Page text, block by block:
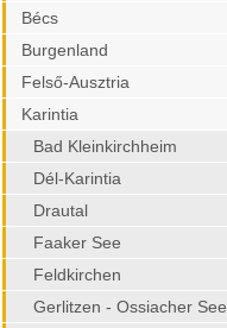
Bécs
Burgenland
Felső-Ausztria
Karintia
Bad Kleinkirchheim
Dél-Karintia
Drautal
Faaker See
Feldkirchen
Gerlitzen - Ossiacher See